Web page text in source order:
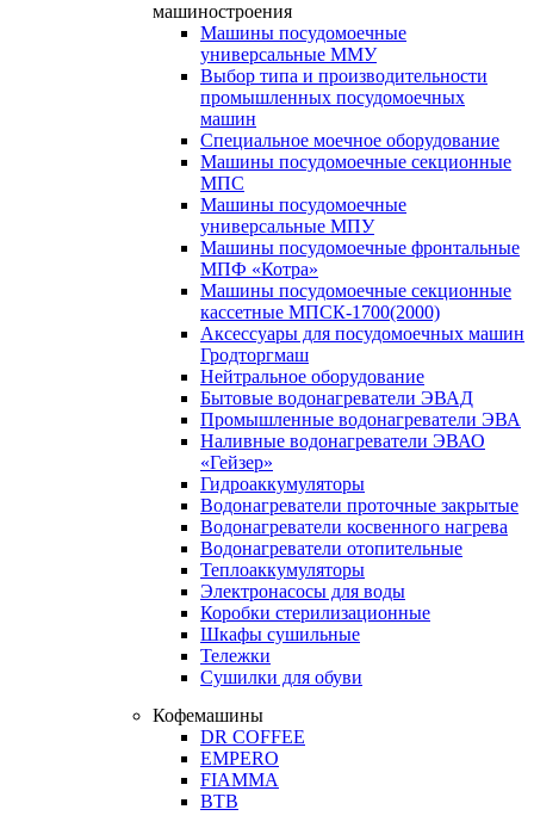
машиностроения
Машины посудомоечные
универсальные ММУ
Выбор типа и производительности
промышленных посудомоечных
машин
Специальное моечное оборудование
Машины посудомоечные секционные
МПС
Машины посудомоечные
универсальные МПУ
Машины посудомоечные фронтальные
МПФ «Котра»
Машины посудомоечные секционные
кассетные МПСК-1700(2000)
Аксессуары для посудомоечных машин
Гродторгмаш
Нейтральное оборудование
Бытовые водонагреватели ЭВАД
Промышленные водонагреватели ЭВА
Наливные водонагреватели ЭВАО
«Гейзер»
Гидроаккумуляторы
Водонагреватели проточные закрытые
Водонагреватели косвенного нагрева
Водонагреватели отопительные
Теплоаккумуляторы
Электронасосы для воды
Коробки стерилизационные
Шкафы сушильные
Тележки
Сушилки для обуви
Кофемашины
DR COFFEE
EMPERO
FIAMMA
BTB